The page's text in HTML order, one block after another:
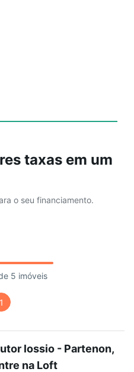
taxas em um
o seu financiamento.
5 imóveis
1
lossio - Partenon,
na Loft